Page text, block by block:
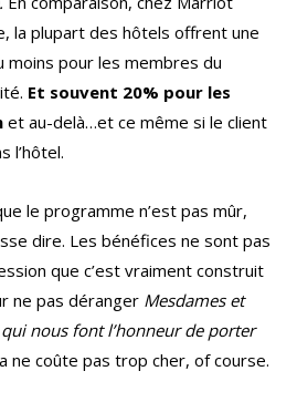
la plupart des hôtels offrent une
moins pour les membres du
Et souvent 20% pour les
et au-delà…et ce même si le client
l’hôtel.
le programme n’est pas mûr,
dire. Les bénéfices ne sont pas
que c’est vraiment construit
ne pas déranger Mesdames et
nous font l’honneur de porter
ne coûte pas trop cher, of course.